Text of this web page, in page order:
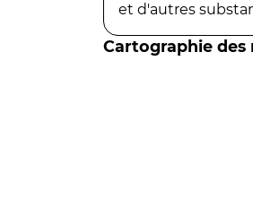
et d'autres
Cartographie